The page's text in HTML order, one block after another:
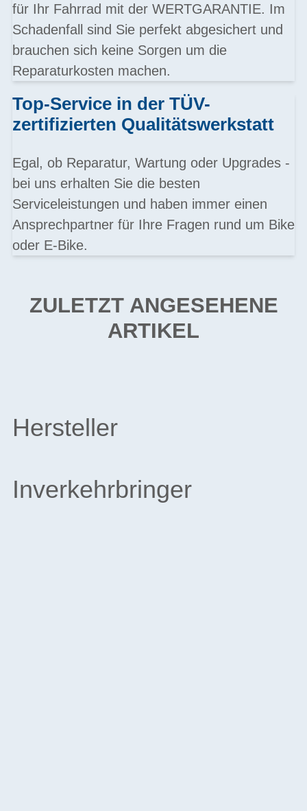
für Ihr Fahrrad mit der WERTGARANTIE. Im
Schadenfall sind Sie perfekt abgesichert und
brauchen sich keine Sorgen um die
Reparaturkosten machen.
Top-Service in der TÜV-
zertifizierten Qualitätswerkstatt
Egal, ob Reparatur, Wartung oder Upgrades -
bei uns erhalten Sie die besten
Serviceleistungen und haben immer einen
Ansprechpartner für Ihre Fragen rund um Bike
oder E-Bike.
ZULETZT ANGESEHENE
ARTIKEL
Hersteller
Inverkehrbringer